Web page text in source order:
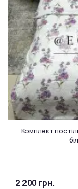
Комплект
2 200 грн.